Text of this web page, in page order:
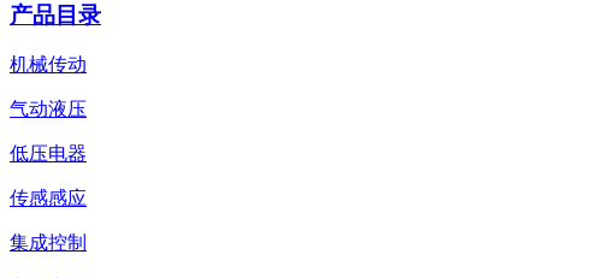
产品目录
机械传动
气动液压
低压电器
传感感应
集成控制